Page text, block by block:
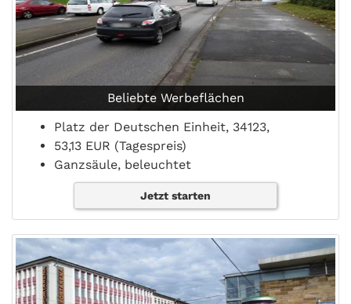
Beliebte Werbeflächen
Platz der Deutschen Einheit, 34123,
53,13 EUR (Tagespreis)
Ganzsäule, beleuchtet
Jetzt starten